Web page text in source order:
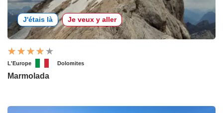
J'étais là Je veux y aller
L'Europe Dolomites
Marmolada